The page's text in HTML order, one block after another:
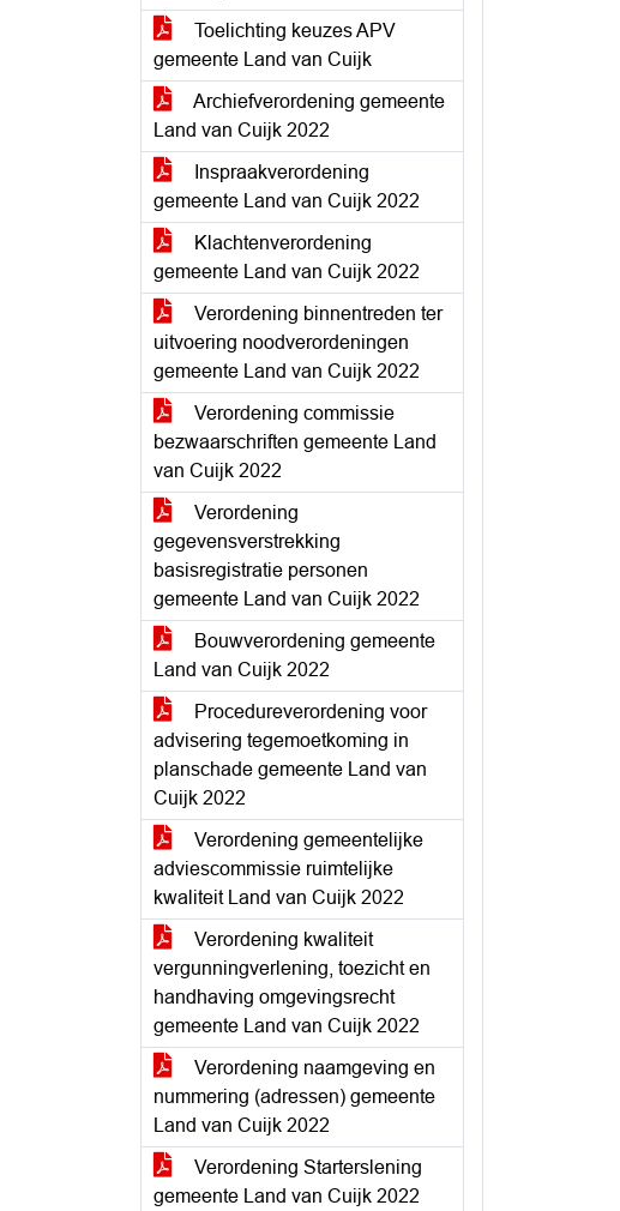
Toelichting keuzes APV
gemeente Land van Cuijk
Archiefverordening gemeente
Land van Cuijk 2022
Inspraakverordening
gemeente Land van Cuijk 2022
Klachtenverordening
gemeente Land van Cuijk 2022
Verordening binnentreden ter
uitvoering noodverordeningen
gemeente Land van Cuijk 2022
Verordening commissie
bezwaarschriften gemeente Land
van Cuijk 2022
Verordening
gegevensverstrekking
basisregistratie personen
gemeente Land van Cuijk 2022
Bouwverordening gemeente
Land van Cuijk 2022
Procedureverordening voor
advisering tegemoetkoming in
planschade gemeente Land van
Cuijk 2022
Verordening gemeentelijke
adviescommissie ruimtelijke
kwaliteit Land van Cuijk 2022
Verordening kwaliteit
vergunningverlening, toezicht en
handhaving omgevingsrecht
gemeente Land van Cuijk 2022
Verordening naamgeving en
nummering (adressen) gemeente
Land van Cuijk 2022
Verordening Starterslening
gemeente Land van Cuijk 2022